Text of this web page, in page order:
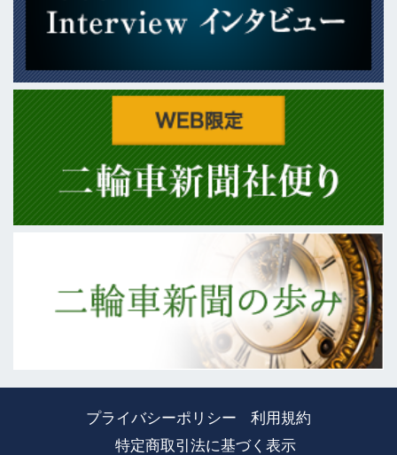
プライバシーポリシー
利用規約
特定商取引法に基づく表示